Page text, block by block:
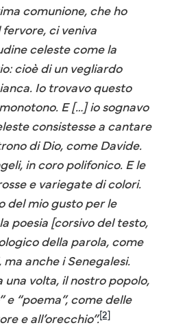
comunione, che ho
ci veniva
celeste come la
cioè di un vegliardo
Io trovavo questo
E […] io sognavo
consistesse a cantare
di Dio, come Davide.
in coro polifonico. E le
e variegate di colori.
del mio gusto per le
poesia [corsivo del testo,
della parola, come
anche i Senegalesi.
una volta, il nostro popolo,
“poema”, come delle
e all’orecchio”.[2]